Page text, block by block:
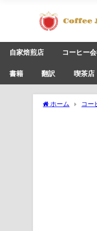
自家焙煎店 コーヒー
書籍 翻訳 喫茶店
ホーム コー